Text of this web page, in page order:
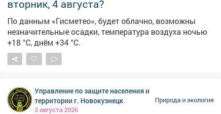
разгонится при порывах до разрушительных 22 м/с.
Ожидаютсядожди, при грозах они станут сильными, а
кое-где даже выпадет град. В четверг в тёмное время
суток+13,+18°C, в светлое+23,+28°C. Западный ветер
всё так же будет усиливаться при порывах до 22 м/с.
Дожди пойдут по всей области, при грозах будут
аномальная жара продлится в Кузбассе как раз до
четверга .
вторник, 4 августа?
По данным «Гисметео», будет облачно, возможны
незначительные осадки, температура воздуха ночью
+18 °С, днём +34 °С.
Управление по защите населения и
территории г. Новокузнецк
3 августа 2026
Природа и экология